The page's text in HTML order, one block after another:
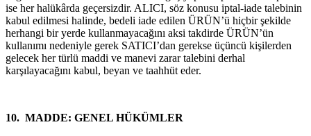
ise her halükârda geçersizdir. ALICI, söz konusu iptal-iade talebinin
kabul edilmesi halinde, bedeli iade edilen ÜRÜN’ü hiçbir şekilde
herhangi bir yerde kullanmayacağını aksi takdirde ÜRÜN’ün
kullanımı nedeniyle gerek SATICI’dan gerekse üçüncü kişilerden
gelecek her türlü maddi ve manevi zarar talebini derhal
karşılayacağını kabul, beyan ve taahhüt eder.
10. MADDE: GENEL HÜKÜMLER